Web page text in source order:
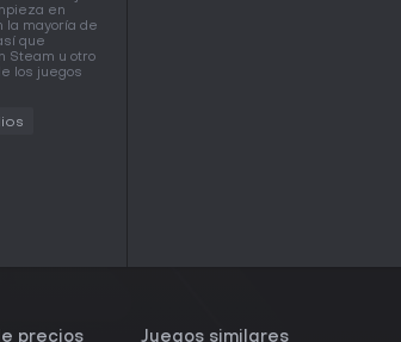
en
la mayoría de
que
Steam u otro
los juegos
precios Juegos similares